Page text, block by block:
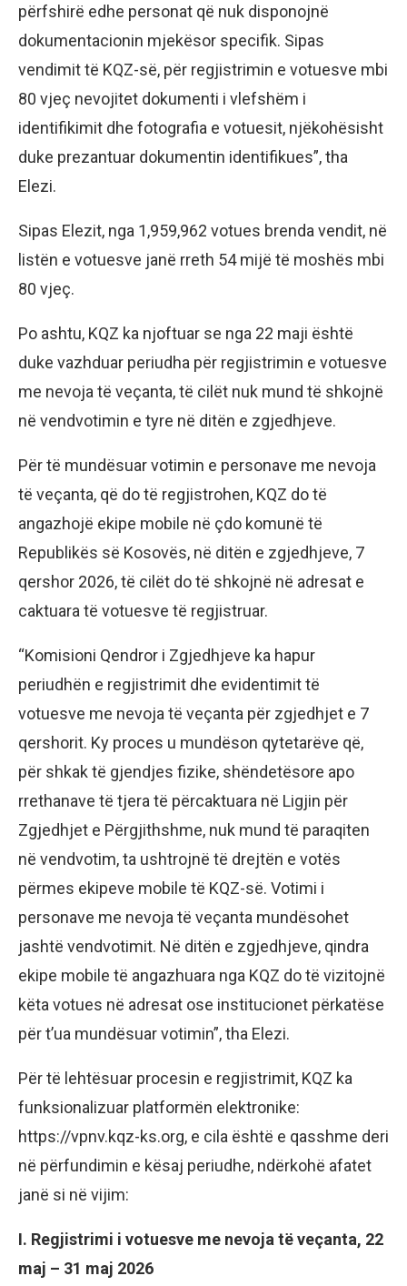
përfshirë edhe personat që nuk disponojnë
dokumentacionin mjekësor specifik. Sipas
vendimit të KQZ-së, për regjistrimin e votuesve mbi
80 vjeç nevojitet dokumenti i vlefshëm i
identifikimit dhe fotografia e votuesit, njëkohësisht
duke prezantuar dokumentin identifikues”, tha
Elezi.
Sipas Elezit, nga 1,959,962 votues brenda vendit, në
listën e votuesve janë rreth 54 mijë të moshës mbi
80 vjeç.
Po ashtu, KQZ ka njoftuar se nga 22 maji është
duke vazhduar periudha për regjistrimin e votuesve
me nevoja të veçanta, të cilët nuk mund të shkojnë
në vendvotimin e tyre në ditën e zgjedhjeve.
Për të mundësuar votimin e personave me nevoja
të veçanta, që do të regjistrohen, KQZ do të
angazhojë ekipe mobile në çdo komunë të
Republikës së Kosovës, në ditën e zgjedhjeve, 7
qershor 2026, të cilët do të shkojnë në adresat e
caktuara të votuesve të regjistruar.
“Komisioni Qendror i Zgjedhjeve ka hapur
periudhën e regjistrimit dhe evidentimit të
votuesve me nevoja të veçanta për zgjedhjet e 7
qershorit. Ky proces u mundëson qytetarëve që,
për shkak të gjendjes fizike, shëndetësore apo
rrethanave të tjera të përcaktuara në Ligjin për
Zgjedhjet e Përgjithshme, nuk mund të paraqiten
në vendvotim, ta ushtrojnë të drejtën e votës
përmes ekipeve mobile të KQZ-së. Votimi i
personave me nevoja të veçanta mundësohet
jashtë vendvotimit. Në ditën e zgjedhjeve, qindra
ekipe mobile të angazhuara nga KQZ do të vizitojnë
këta votues në adresat ose institucionet përkatëse
për t’ua mundësuar votimin”, tha Elezi.
Për të lehtësuar procesin e regjistrimit, KQZ ka
funksionalizuar platformën elektronike:
https://vpnv.kqz-ks.org, e cila është e qasshme deri
në përfundimin e kësaj periudhe, ndërkohë afatet
janë si në vijim:
I. Regjistrimi i votuesve me nevoja të veçanta, 22
maj – 31 maj 2026